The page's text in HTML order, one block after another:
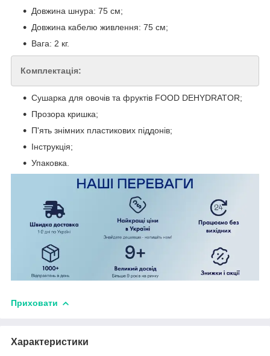
Довжина шнура: 75 см;
Довжина кабелю живлення: 75 см;
Вага: 2 кг.
Комплектація:
Сушарка для овочів та фруктів FOOD DEHYDRATOR;
Прозора кришка;
П'ять знімних пластикових піддонів;
Інструкція;
Упаковка.
Приховати
Характеристики